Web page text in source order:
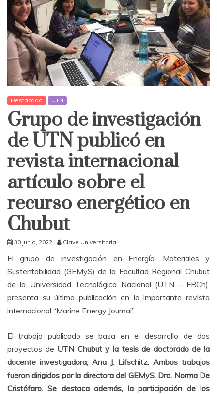
Destacado UTN
Grupo de investigación
de UTN publicó en
revista internacional
artículo sobre el
recurso energético en
Chubut
30 junio, 2022 Clave Universitaria
El grupo de investigación en Energía, Materiales y
Sustentabilidad (GEMyS) de la Facultad Regional Chubut
de la Universidad Tecnológica Nacional (UTN – FRCh),
presenta su última publicación en la importante revista
internacional “Marine Energy Journal”.
El trabajo publicado se basa en el desarrollo de dos
proyectos de UTN Chubut y la tesis de doctorado de la
docente investigadora, Ana J. Lifschitz. Ambos trabajos
fueron dirigidos por la directora del GEMyS, Dra. Norma De
Cristófaro. Se destaca además, la participación de los